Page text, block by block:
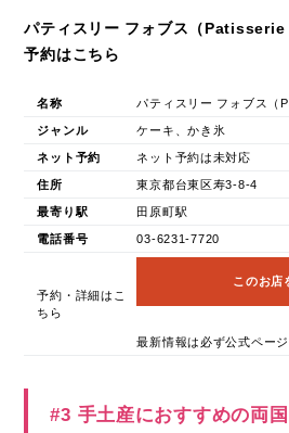
パティスリー フォブス（Patisserie
予約はこちら
名称 パティスリー フォブス（
ジャンル ケーキ、かき氷
ネット予約 ネット予約は未対応
住所 東京都台東区寿3-8-4
最寄り駅 田原町駅
電話番号 03-6231-7720
予約・詳細はこ
ちら
このお店
最新情報は必ず公式ペー
#3 手土産におすすめの両